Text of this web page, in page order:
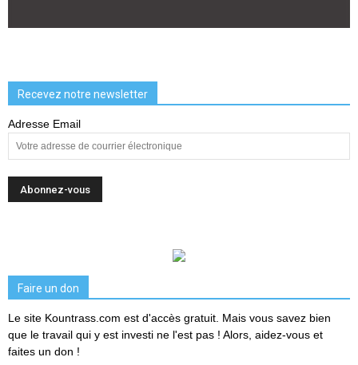
Recevez notre newsletter
Adresse Email
Faire un don
Le site Kountrass.com est d'accès gratuit. Mais vous savez bien
que le travail qui y est investi ne l'est pas ! Alors, aidez-vous et
faites un don !